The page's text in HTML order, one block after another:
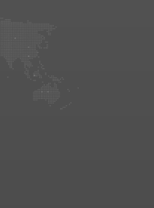
Героя России
полномочного
в Северо-
Кузнецовым